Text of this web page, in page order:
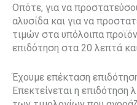
Οπότε, για να
αλυσίδα και για να
τιμών στα υπόλοιπα
επιδότηση στα 20 λεπτά
Έχουμε επέκταση
Επεκτείνεται η επιδότηση